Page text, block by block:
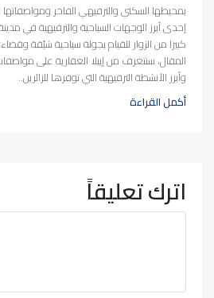
بمحيطها السكني والترفيهي الفاخر ومواصفاتها
إحدى أبرز الوجهات السياحية والترفيهية في
كبيرا من الزوار للقيام بجولة سياحية شيّقة
المقال، سنتعرف من إيبلا العقارية على
وأبرز الأنشطة الترفيهية التي توفرها للزائرين..
أكمل القراءة
اترك تعليقاً